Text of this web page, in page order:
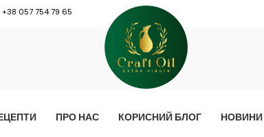
+38 057 754 79 65
ПРО НАС КОРИСНИЙ БЛОГ НОВИНИ